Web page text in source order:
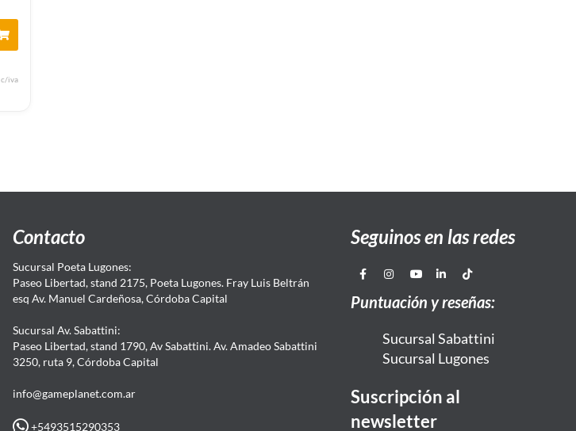
c/iva
Contacto
Sucursal Poeta Lugones:
Paseo Libertad, stand 2175, Poeta Lugones. Fray Luis Beltrán
esq Av. Manuel Cardeñosa, Córdoba Capital
Sucursal Av. Sabattini:
Paseo Libertad, stand 1790, Av Sabattini. Av. Amadeo Sabattini
3250, ruta 9, Córdoba Capital
info@gameplanet.com.ar
+5493515290353
Seguinos en las redes
Puntuación y reseñas:
Sucursal Sabattini
Sucursal Lugones
Suscripción al
newsletter